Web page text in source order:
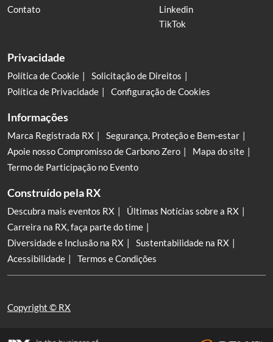
Contato
Linkedin
TikTok
Privacidade
Política de Cookie
Solicitação de Direitos
Política de Privacidade
Configuração de Cookies
Informações
Marca Registrada RX
Segurança, Proteção e Bem-estar
Apoie nosso Compromisso de Carbono Zero
Mapa do site
Termo de Participação no Evento
Construído pela RX
Descubra mais eventos RX
Últimas Notícias sobre a RX
Carreira na RX, faça parte do time
Diversidade e Inclusão na RX
Sustentabilidade na RX
Acessibilidade
Termos e Condições
Copyright © RX